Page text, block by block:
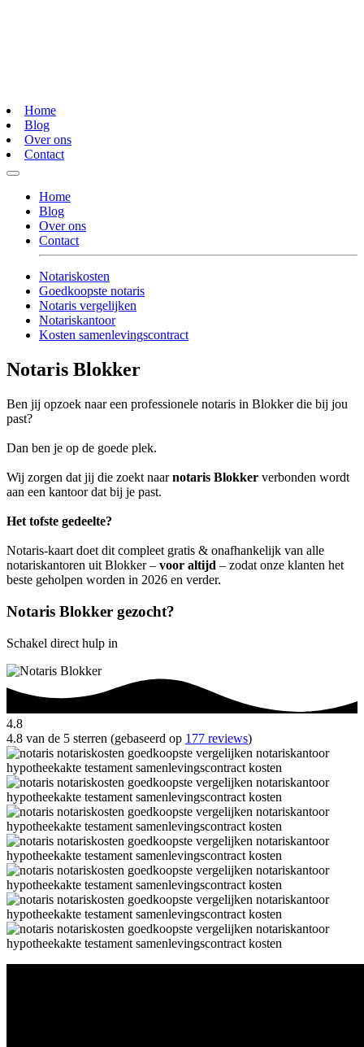
Home
Blog
Over ons
Contact
Home
Blog
Over ons
Contact
Notariskosten
Goedkoopste notaris
Notaris vergelijken
Notariskantoor
Kosten samenlevingscontract
Notaris Blokker
Ben jij opzoek naar een professionele notaris in Blokker die bij jou
past?
Dan ben je op de goede plek.
Wij zorgen dat jij die zoekt naarnotaris Blokker verbonden wordt
aan een kantoor dat bij je past.
Het tofste gedeelte?
Notaris-kaart doet dit compleet gratis & onafhankelijk van alle
notariskantoren uit Blokker – voor altijd – zodat onze klanten het
beste geholpen worden in 2026 en verder.
Notaris Blokker gezocht?
Schakel direct hulp in
4.8
4.8 van de 5 sterren (gebaseerd op 177 reviews)